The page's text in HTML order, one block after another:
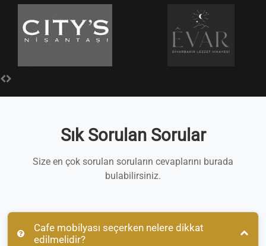
Sık Sorulan Sorular
Size en çok sorulan soruların cevaplarını burada
bulabilirsiniz.
Cafe mobilyası seçerken nelere dikkat
edilmelidir?